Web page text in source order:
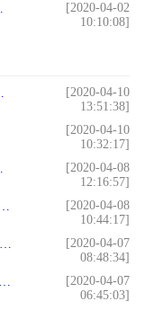
[2020-04-02
10:10:08]
[2020-04-10
13:51:38]
[2020-04-10
10:32:17]
[2020-04-08
12:16:57]
[2020-04-08
10:44:17]
[2020-04-07
08:48:34]
[2020-04-07
06:45:03]